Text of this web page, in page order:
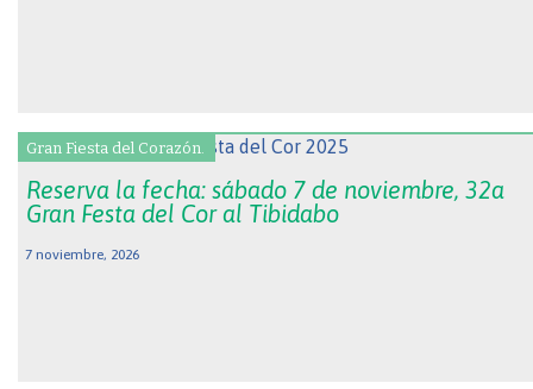
Gran Fiesta del Corazón.
Reserva la fecha: sábado 7 de noviembre, 32a
Gran Festa del Cor al Tibidabo
7 noviembre, 2026